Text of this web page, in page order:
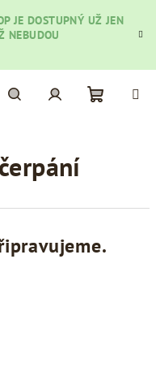
JE DOSTUPNÝ UŽ JEN
NEBUDOU